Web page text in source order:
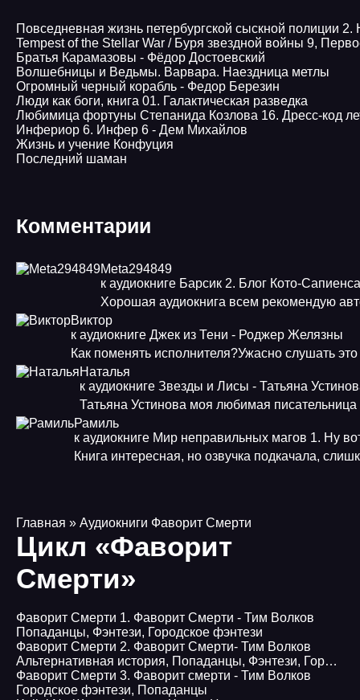
Повседневная жизнь петербургской сыскной полиции
Tempest of the Stellar War / Буря звездной войны 9,
Братья Карамазовы - Фёдор Достоевский
Волшебницы и Ведьмы. Варвара. Наездница метлы
Огромный черный корабль - Федор Березин
Люди как боги, книга 01. Галактическая разведка
Любимица фортуны Степанида Козлова 16. Дресс-код
Инфериор 6. Инфер 6 - Дем Михайлов
Жизнь и учение Конфуция
Последний шаман
Комментарии
Meta294849
к аудиокниге Барсик 2. Блог Кото-
Хорошая аудиокнига всем рекомендую
Виктор
к аудиокниге Джек из Тени - Роджер Желязны
Как поменять исполнителя?Ужасно слушать
Наталья
к аудиокниге Звезды и Лисы - Татьяна
Татьяна Устинова моя любимая писательница
Рамиль
к аудиокниге Мир неправильных магов 1. Ну
Книга интересная, но озвучка подкачала,
Главная » Аудиокниги Фаворит Смерти
Цикл «Фаворит
Смерти»
Фаворит Смерти 1. Фаворит Смерти - Тим Волков
Попаданцы, Фэнтези, Городское фэнтези
Фаворит Смерти 2. Фаворит Смерти- Тим Волков
Альтернативная история, Попаданцы, Фэнтези, Городское фэнтези
Фаворит Смерти 3. Фаворит смерти - Тим Волков
Городское фэнтези, Попаданцы